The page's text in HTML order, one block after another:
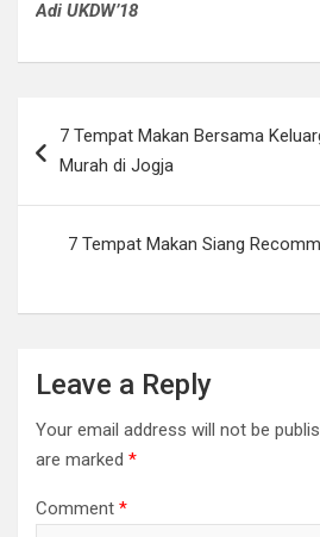
Adi UKDW’18
navigation
7 Tempat Makan Bersama
Murah di Jogja
7 Tempat Makan Siang
Leave a Reply
Your email address will not be
are marked *
Comment *